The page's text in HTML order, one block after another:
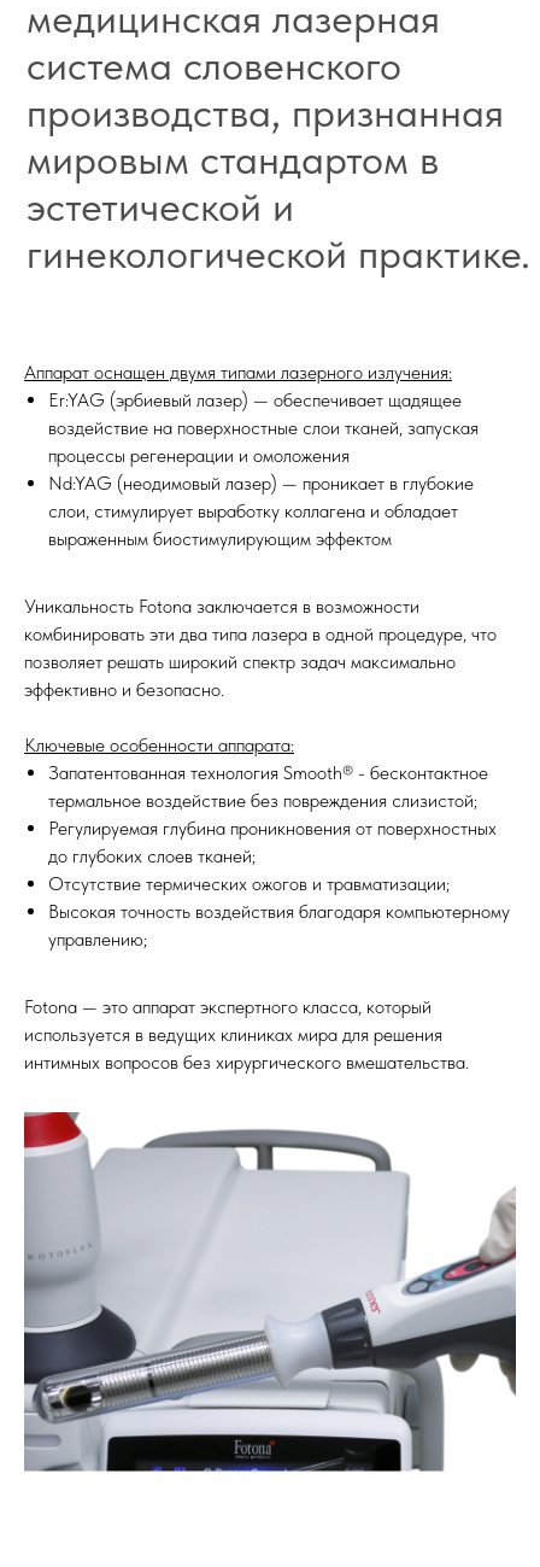
Аппарат оснащен двумя типами лазерного излучения:
Er:YAG (эрбиевый лазер) — обеспечивает щадящее
воздействие на поверхностные слои тканей, запуская
процессы регенерации и омоложения
Nd:YAG (неодимовый лазер) — проникает в глубокие
слои, стимулирует выработку коллагена и обладает
выраженным биостимулирующим эффектом
Уникальность Fotona заключается в возможности
комбинировать эти два типа лазера в одной процедуре, что
позволяет решать широкий спектр задач максимально
эффективно и безопасно.
Ключевые особенности аппарата:
Запатентованная технология Smooth® - бесконтактное
термальное воздействие без повреждения слизистой;
Регулируемая глубина проникновения от поверхностных
до глубоких слоев тканей;
Отсутствие термических ожогов и травматизации;
Высокая точность воздействия благодаря компьютерному
управлению;
Fotona — это аппарат экспертного класса, который
используется в ведущих клиниках мира для решения
интимных вопросов без хирургического вмешательства.
Стоимость лазерного